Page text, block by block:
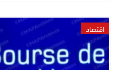
اقتصاد